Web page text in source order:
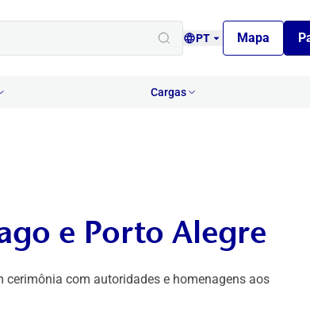
PT Mapa
Cargas
e Porto Alegre
com autoridades e homenagens aos